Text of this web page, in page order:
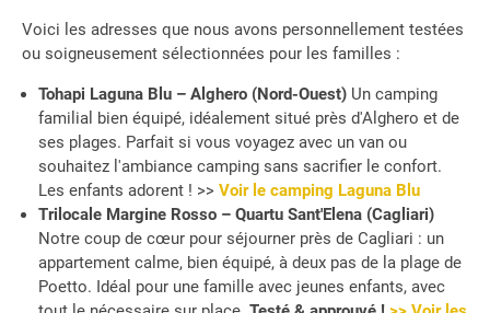
Voici les adresses que nous avons personnellement testées
ou soigneusement sélectionnées pour les familles :
Tohapi Laguna Blu – Alghero (Nord-Ouest) Un camping
familial bien équipé, idéalement situé près d'Alghero et de
ses plages. Parfait si vous voyagez avec un van ou
souhaitez l'ambiance camping sans sacrifier le confort.
Les enfants adorent ! >> Voir le camping Laguna Blu
Trilocale Margine Rosso – Quartu Sant'Elena (Cagliari)
Notre coup de cœur pour séjourner près de Cagliari : un
appartement calme, bien équipé, à deux pas de la plage de
Poetto. Idéal pour une famille avec jeunes enfants, avec